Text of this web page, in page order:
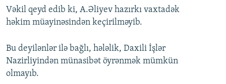
Vəkil qeyd edib ki, A.Əliyev hazırkı vaxtadək
həkim müayinəsindən keçirilməyib.
Bu deyilənlər ilə bağlı, hələlik, Daxili İşlər
Nazirliyindən münasibət öyrənmək mümkün
olmayıb.